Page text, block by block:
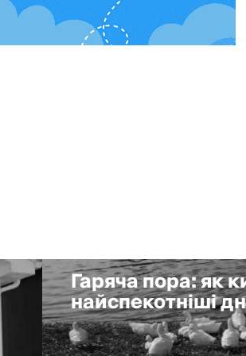
Гаряча пора: як
найспекотніші